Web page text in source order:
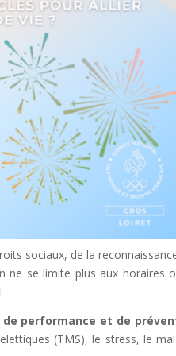
sociaux, de la
ne se limite plus aux horaires
.
performance et de
(TMS), le stress, le